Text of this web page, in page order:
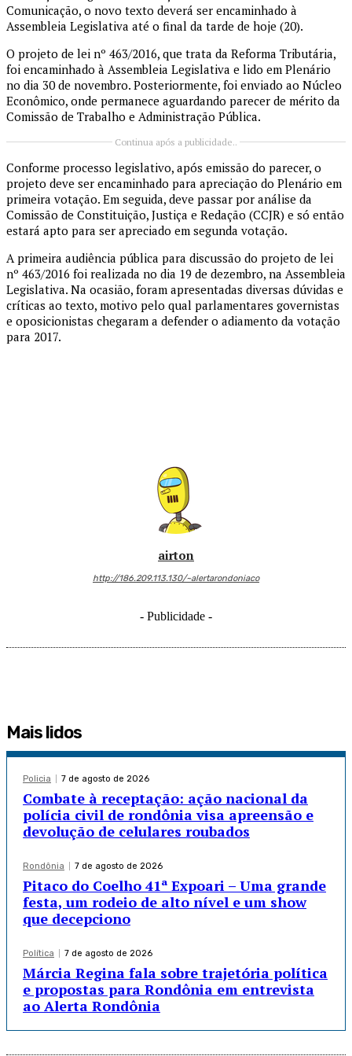
Comunicação, o novo texto deverá ser encaminhado à
Assembleia Legislativa até o final da tarde de hoje (20).
O projeto de lei nº 463/2016, que trata da Reforma Tributária,
foi encaminhado à Assembleia Legislativa e lido em Plenário
no dia 30 de novembro. Posteriormente, foi enviado ao Núcleo
Econômico, onde permanece aguardando parecer de mérito da
Comissão de Trabalho e Administração Pública.
Continua após a publicidade..
Conforme processo legislativo, após emissão do parecer, o
projeto deve ser encaminhado para apreciação do Plenário em
primeira votação. Em seguida, deve passar por análise da
Comissão de Constituição, Justiça e Redação (CCJR) e só então
estará apto para ser apreciado em segunda votação.
A primeira audiência pública para discussão do projeto de lei
nº 463/2016 foi realizada no dia 19 de dezembro, na Assembleia
Legislativa. Na ocasião, foram apresentadas diversas dúvidas e
críticas ao texto, motivo pelo qual parlamentares governistas
e oposicionistas chegaram a defender o adiamento da votação
para 2017.
airton
http://186.209.113.130/~alertarondoniaco
- Publicidade -
Mais lidos
Policia 7 de agosto de 2026
Combate à receptação: ação nacional da
polícia civil de rondônia visa apreensão e
devolução de celulares roubados
Rondônia 7 de agosto de 2026
Pitaco do Coelho 41ª Expoari – Uma grande
festa, um rodeio de alto nível e um show
que decepciono
Política 7 de agosto de 2026
Márcia Regina fala sobre trajetória política
e propostas para Rondônia em entrevista
ao Alerta Rondônia